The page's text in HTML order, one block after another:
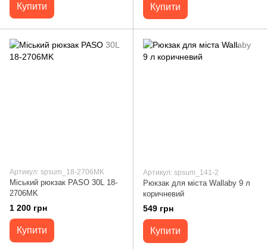
Купити Купити
Артикул: spsum_18-2706MK
Міський рюкзак PASO 30L 18-
2706MK
1 200 грн
Купити
Артикул: spsum_141-2
Рюкзак для міста Wallaby 9 л
коричневий
549 грн
Купити